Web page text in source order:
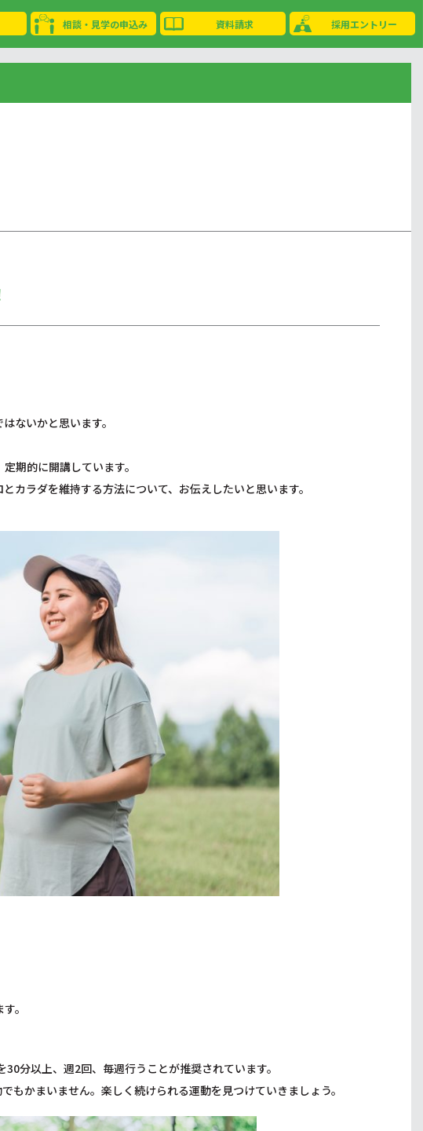
相談・見学の申込み 資料請求 採用エントリー
ないかと思います。
期的に開講しています。
カラダを維持する方法について、お伝えしたいと思います。
。
分以上、週2回、毎週行うことが推奨されています。
もかまいません。楽しく続けられる運動を見つけていきましょう。